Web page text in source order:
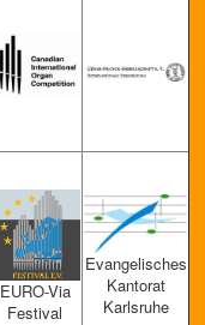
EURO-Via
Festival
Evangelisches
Kantorat
Karlsruhe